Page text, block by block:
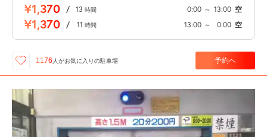
¥1,370 / 13 時間 0:00 ～ 13:00 空
¥1,370 / 11 時間 13:00 ～ 0:00 空
1176 人がお気に入りの駐車場 予約へ